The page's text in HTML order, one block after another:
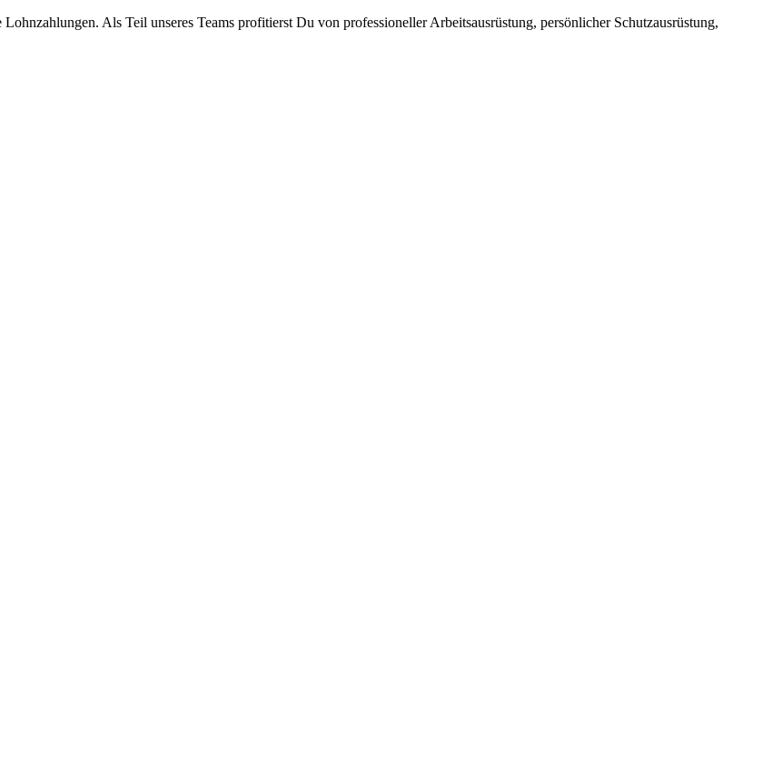
Als Teil unseres Teams profitierst Du von professioneller Arbeitsausrüstung, persönlicher Schutzausrüstung,